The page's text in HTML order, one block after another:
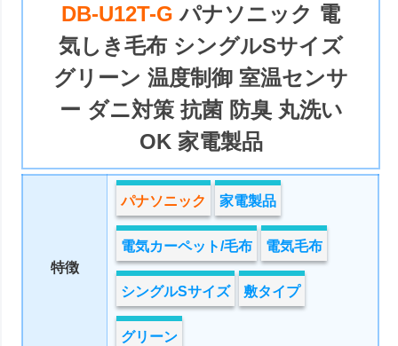
DB-U12T-Gパナソニック 電
気しき毛布 シングルSサイズ
グリーン 温度制御 室温センサ
ー ダニ対策 抗菌 防臭 丸洗い
OK 家電製品
特徴
パナソニック 家電製品
電気カーペット/毛布 電気毛布
シングルSサイズ 敷タイプ
グリーン